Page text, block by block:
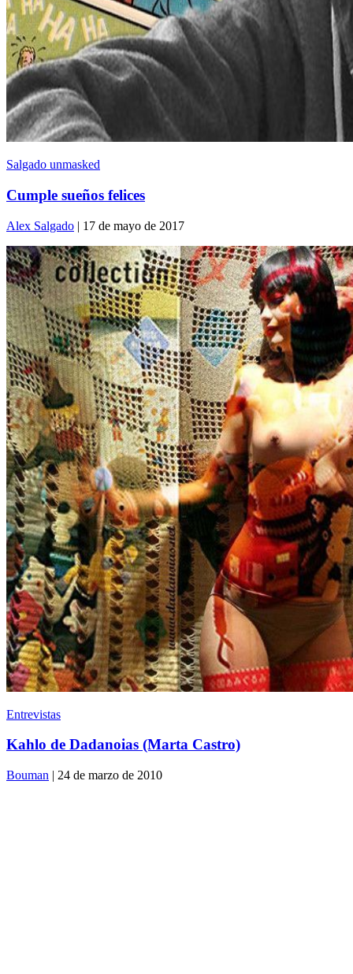
Salgado unmasked
Cumple sueños felices
Alex Salgado | 17 de mayo de 2017
Entrevistas
Kahlo de Dadanoias (Marta Castro)
Bouman | 24 de marzo de 2010